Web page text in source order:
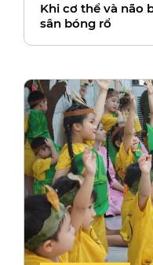
Khi cơ thể và não
sân bóng rổ